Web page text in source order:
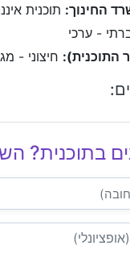
החינוך: תוכנית
- ערכי
התוכנית): חיצוני -
בתוכנית?